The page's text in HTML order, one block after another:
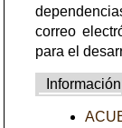
correo
para el
Información